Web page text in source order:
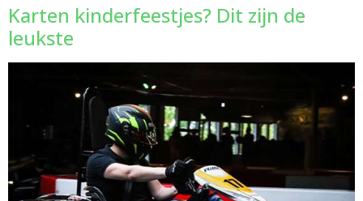
Karten kinderfeestjes? Dit zijn de
leukste